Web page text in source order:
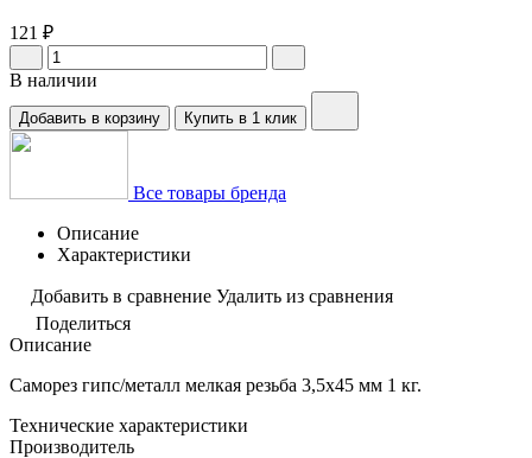
121 ₽
В наличии
Добавить в корзину Купить в 1 клик
Все товары бренда
Описание
Характеристики
Добавить в сравнение Удалить из сравнения
Поделиться
Описание
Саморез гипс/металл мелкая резьба 3,5х45 мм 1 кг.
Технические характеристики
Производитель